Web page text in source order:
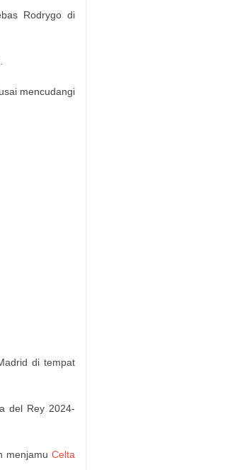
Rodrygo di
mencudangi
di tempat
del Rey 2024-
menjamu Celta